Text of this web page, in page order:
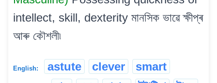
intellect, skill, dexterity মানসিক ভাৱে ক্ষীপ্ৰ
আৰু কৌশলী৷
English: astute clever smart